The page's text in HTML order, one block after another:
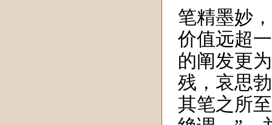
笔精墨妙
价值远超
的阐发更
残，哀思
其笔之所